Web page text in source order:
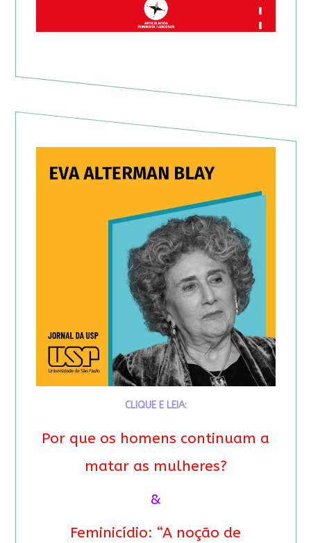
CLIQUE E LEIA:
Por que os homens continuam a
matar as mulheres?
&
Feminicídio: “A noção de